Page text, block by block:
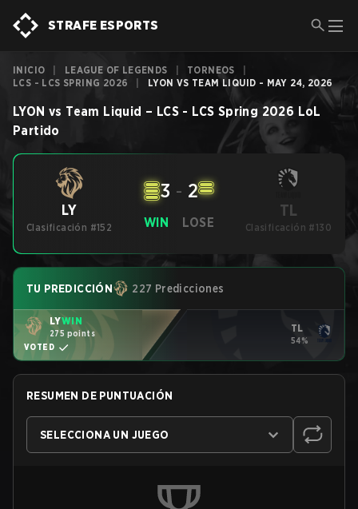
STRAFE ESPORTS
INICIO LEAGUE OF LEGENDS TORNEOS
LCS - LCS SPRING 2026
LYON VS TEAM LIQUID - MAY 24, 2026
LYON vs Team Liquid – LCS - LCS Spring 2026 LoL
Partido
LY
Clasificación #152 WIN
3 - 2
LOSE
TL
Clasificación #130
TU PREDICCIÓN 227 Predicciones
LYWIN
275 points
VOTED
TL
54%
RESUMEN DE PUNTUACIÓN
SELECCIONA UN JUEGO